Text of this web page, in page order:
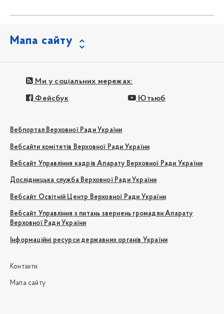
Мапа сайту
Ми у соціальних мережах:
Фейсбук Ютьюб
Вебпортал Верховної Ради України
Вебсайти комітетів Верховної Ради України
Вебсайт Управління кадрів Апарату Верховної Ради України
Дослідницька служба Верховної Ради України
Вебсайт Освітній Центр Верховної Ради України
Вебсайт Управління з питань звернень громадян Апарату
Верховної Ради України
Інформаційні ресурси державних органів України
Контакти
Мапа сайту